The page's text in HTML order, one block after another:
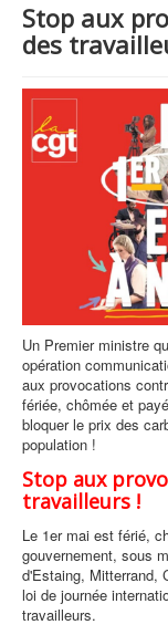
Stop aux
des
Un Premier ministre
opération
aux provocations
fériée, chômée et
bloquer le prix des
population !
Stop aux
travailleurs !
Le 1er mai est férié,
gouvernement, sous
d'Estaing, Mitterrand,
loi de journée
travailleurs.